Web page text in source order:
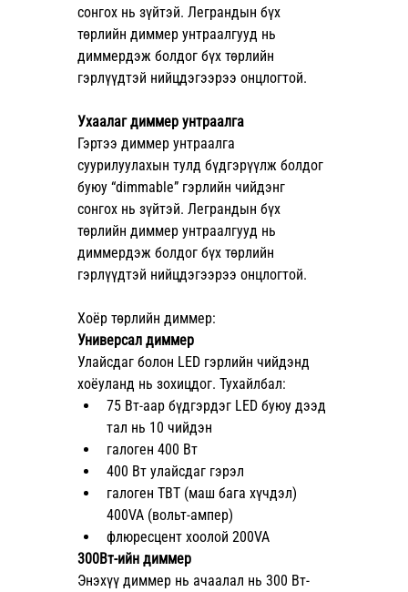
сонгох нь зүйтэй. Леграндын бүх
төрлийн диммер унтраалгууд нь
диммердэж болдог бүх төрлийн
гэрлүүдтэй нийцдэгээрээ онцлогтой.
Ухаалаг диммер унтраалга
Гэртээ диммер унтраалга
суурилуулахын тулд бүдгэрүүлж болдог
буюу “dimmable” гэрлийн чийдэнг
сонгох нь зүйтэй. Леграндын бүх
төрлийн диммер унтраалгууд нь
диммердэж болдог бүх төрлийн
гэрлүүдтэй нийцдэгээрээ онцлогтой.
Хоёр төрлийн диммер:
Универсал диммер
Улайсдаг болон LED гэрлийн чийдэнд
хоёуланд нь зохицдог. Тухайлбал:
75 Вт-аар бүдгэрдэг LED буюу дээд
тал нь 10 чийдэн
галоген 400 Вт
400 Вт улайсдаг гэрэл
галоген TBT (маш бага хүчдэл)
400VA (вольт-ампер)
флюресцент хоолой 200VA
300Вт-ийн диммер
Энэхүү диммер нь ачаалал нь 300 Вт-